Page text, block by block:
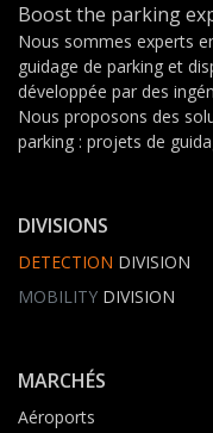
Boost the parking
Nous sommes experts
guidage de parking et
développée par des
Nous proposons des
parking : projets de
DIVISIONS
DETECTION DIVISION
MOBILITY DIVISION
MARCHÉS
Aéroports